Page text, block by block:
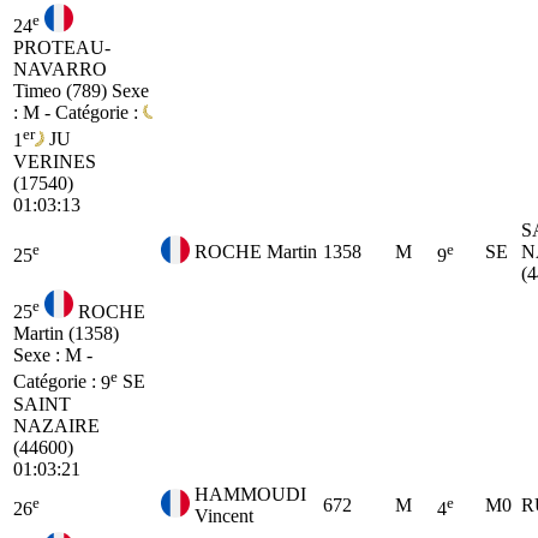
24e
PROTEAU-
NAVARRO
Timeo (789) Sexe
: M - Catégorie :
1 er
JU
VERINES
(17540)
01:03:13
25e ROCHE Martin 1358 M 9e SE
25e
ROCHE
Martin (1358)
Sexe : M -
Catégorie : 9e SE
SAINT
NAZAIRE
(44600)
01:03:21
26e
HAMMOUDI
Vincent
672 M 4e M0